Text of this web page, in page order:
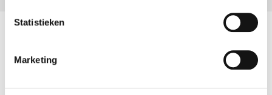
Statistieken
Marketing
Vind gemakkelijk de juiste
advocaat in uw regio